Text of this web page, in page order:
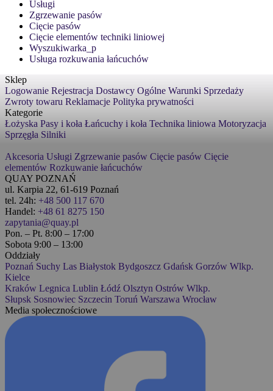
Usługi
Zgrzewanie pasów
Cięcie pasów
Cięcie elementów techniki liniowej
Wyszukiwarka_p
Usługa rozkuwania łańcuchów
Sklep
Logowanie Rejestracja Dostawcy Ogólne Warunki Sprzedaży
Zwroty towaru Reklamacje Polityka prywatności
Kategorie
Łożyska Pasy i koła Łańcuchy i koła Technika liniowa Motoryzacja
Sprzęgła Silniki
Akcesoria Usługi Zgrzewanie pasów Cięcie pasów Cięcie
elementów Rozkuwanie łańcuchów
QUAY POZNAŃ
ul. Karpia 22, 61-619 Poznań
tel. 24h: +48 500 117 670
Handel: +48 61 8275 150
zapytania@quay.pl
Pon. – Pt. 8:00 – 17:00
Sobota 9:00 – 13:00
Oddziały
Poznań Suchy Las Białystok Bydgoszcz Gdańsk Gorzów Wlkp.
Kielce
Kraków Legnica Lublin Łódź Olsztyn Ostrów Wlkp.
Słupsk Sosnowiec Szczecin Toruń Warszawa Wrocław
Media społecznościowe